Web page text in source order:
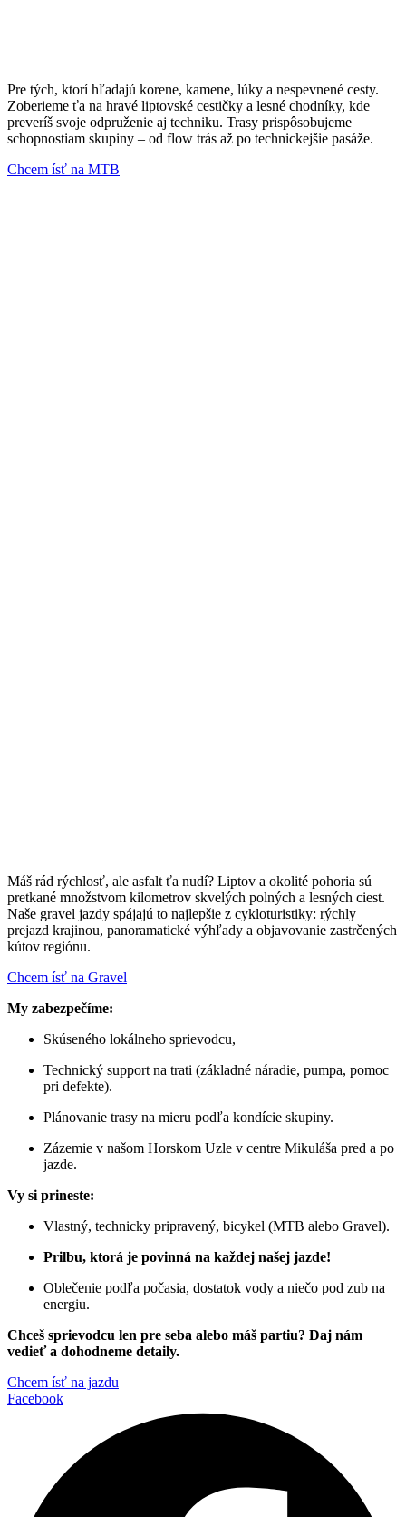
Pre tých, ktorí hľadajú korene, kamene, lúky a nespevnené cesty.
Zoberieme ťa na hravé liptovské cestičky a lesné chodníky, kde
preveríš svoje odpruženie aj techniku. Trasy prispôsobujeme
schopnostiam skupiny – od flow trás až po technickejšie pasáže.
Chcem ísť na MTB
Máš rád rýchlosť, ale asfalt ťa nudí? Liptov a okolité pohoria sú
pretkané množstvom kilometrov skvelých polných a lesných ciest.
Naše gravel jazdy spájajú to najlepšie z cykloturistiky: rýchly
prejazd krajinou, panoramatické výhľady a objavovanie zastrčených
kútov regiónu.
Chcem ísť na Gravel
My zabezpečíme:
Skúseného lokálneho sprievodcu,
Technický support na trati (základné náradie, pumpa, pomoc
pri defekte).
Plánovanie trasy na mieru podľa kondície skupiny.
Zázemie v našom Horskom Uzle v centre Mikuláša pred a po
jazde.
Vy si prineste:
Vlastný, technicky pripravený, bicykel (MTB alebo Gravel).
Prilbu, ktorá je povinná na každej našej jazde!
Oblečenie podľa počasia, dostatok vody a niečo pod zub na
energiu.
Chceš sprievodcu len pre seba alebo máš partiu? Daj nám
vedieť a dohodneme detaily.
Chcem ísť na jazdu
Facebook